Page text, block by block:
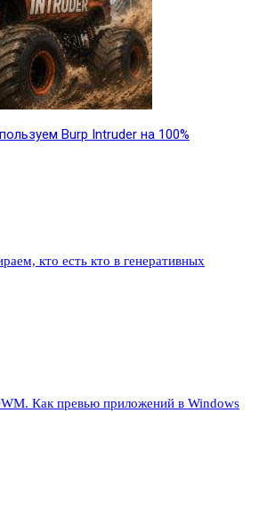
Burp Intruder на 100%
кто есть кто в генеративных
Как превью приложений в Windows